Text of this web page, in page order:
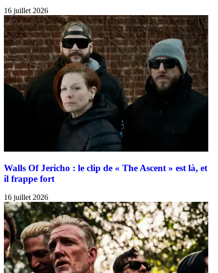
16 juillet 2026
Walls Of Jericho : le clip de « The Ascent » est là, et
il frappe fort
16 juillet 2026